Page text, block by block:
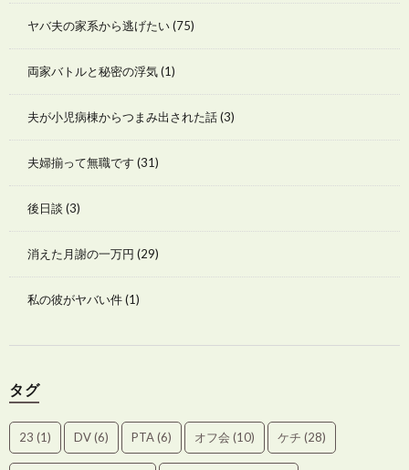
ヤバ夫の家系から逃げたい(75)
両家バトルと秘密の浮気(1)
夫が小児病棟からつまみ出された話(3)
夫婦揃って無職です (31)
後日談 (3)
消えた月謝の一万円 (29)
私の彼がヤバい件(1)
タグ
23 (1) DV(6) PTA(6) オフ会 (10) ケチ (28)